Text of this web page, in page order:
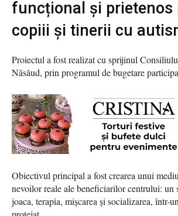
funcțional și prietenos
copiii și tinerii cu
Proiectul a fost realizat cu sprijinul
Năsăud, prin programul de bugetare
Obiectivul principal a fost crearea unui
nevoilor reale ale beneficiarilor centrului: un
joaca, terapia, mișcarea și socializarea, într-